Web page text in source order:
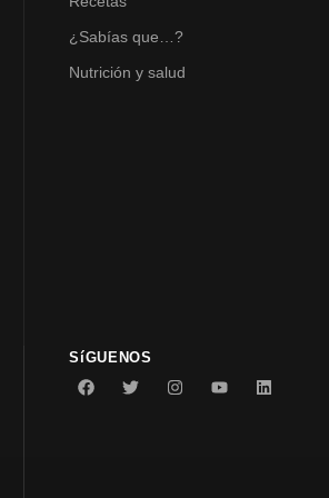
¿Sabías que…?
Nutrición y salud
SíGUENOS